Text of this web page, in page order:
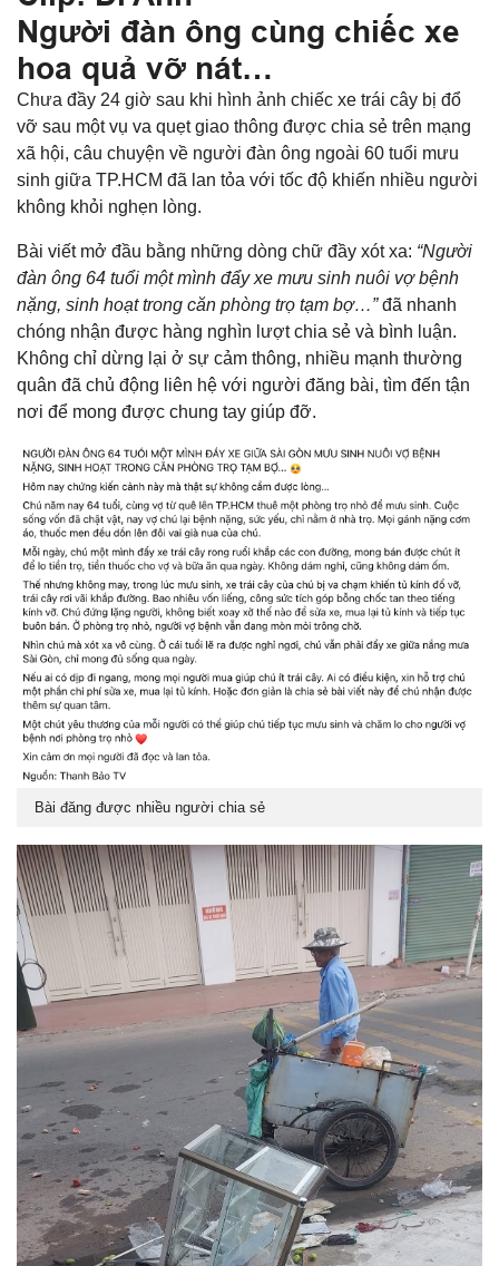
Người đàn ông cùng chiếc xe
hoa quả vỡ nát…
Chưa đầy 24 giờ sau khi hình ảnh chiếc xe trái cây bị đổ
vỡ sau một vụ va quẹt giao thông được chia sẻ trên mạng
xã hội, câu chuyện về người đàn ông ngoài 60 tuổi mưu
sinh giữa TP.HCM đã lan tỏa với tốc độ khiến nhiều người
không khỏi nghẹn lòng.
Bài viết mở đầu bằng những dòng chữ đầy xót xa: “Người
đàn ông 64 tuổi một mình đẩy xe mưu sinh nuôi vợ bệnh
nặng, sinh hoạt trong căn phòng trọ tạm bợ…”đã nhanh
chóng nhận được hàng nghìn lượt chia sẻ và bình luận.
Không chỉ dừng lại ở sự cảm thông, nhiều mạnh thường
quân đã chủ động liên hệ với người đăng bài, tìm đến tận
nơi để mong được chung tay giúp đỡ.
Bài đăng được nhiều người chia sẻ